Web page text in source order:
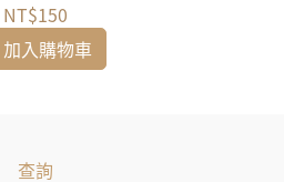
NT$150
加入購物車
查詢